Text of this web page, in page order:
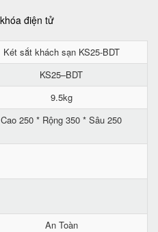
Két sắt khách sạn KS25-BDT
KS25–BDT
9.5kg
Cao 250 * Rộng 350 * Sâu 250
An Toàn